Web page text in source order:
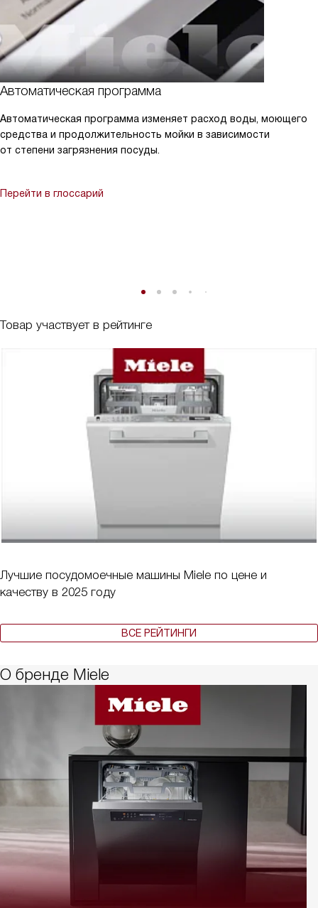
Товар участвует в рейтинге
Лучшие посудомоечные машины Miele по цене и
качеству в 2025 году
ВСЕ РЕЙТИНГИ
Автоматическая программа
Автоматическая программа изменяет расход воды, моющего
средства и продолжительность мойки в зависимости
от степени загрязнения посуды.
Перейти в глоссарий
О бренде Miele